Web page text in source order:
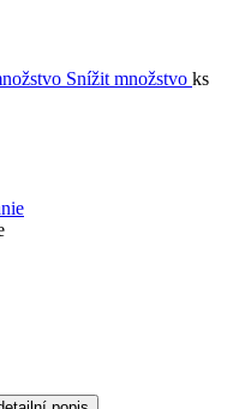
Snížit množstvo ks